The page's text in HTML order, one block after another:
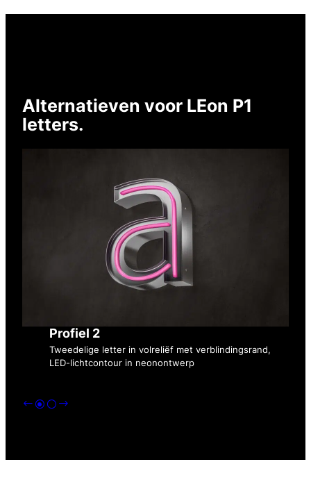
Alternatieven voor LEon P1
letters.
Profiel 2
Tweedelige letter in volreliëf met verblindingsrand,
LED-lichtcontour in neonontwerp